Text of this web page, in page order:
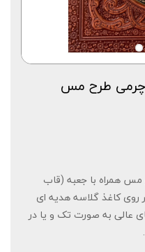
طرح مس
همراه با جعبه (قاب
روی کاغذ گلاسه هدیه ای
عالی به صورت تک و یا در